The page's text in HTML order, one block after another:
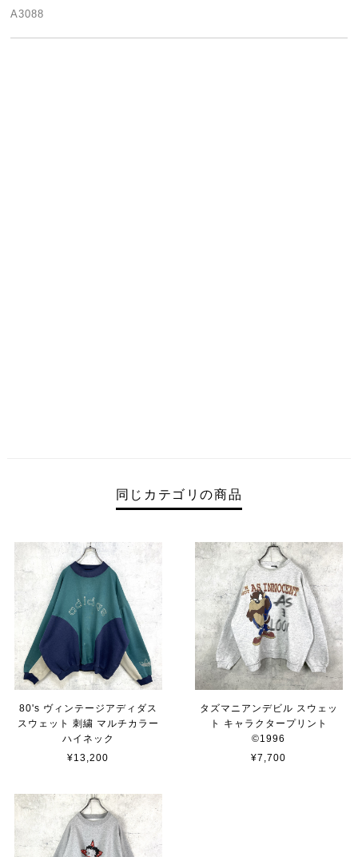
A3088
同じカテゴリの商品
80's ヴィンテージアディダス
スウェット 刺繍 マルチカラー
ハイネック
¥13,200
タズマニアンデビル スウェッ
ト キャラクタープリント
©︎1996
¥7,700